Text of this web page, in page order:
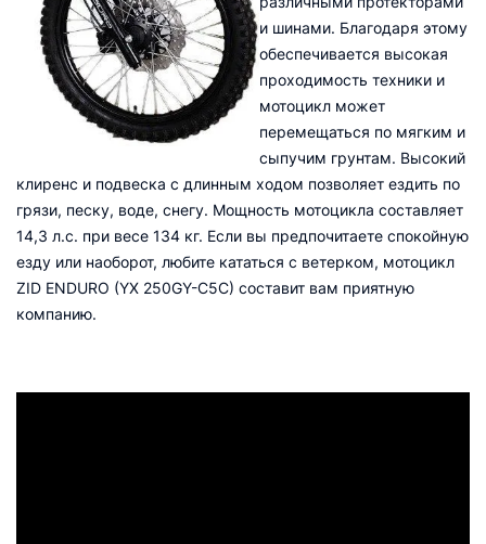
и шинами. Благодаря этому
обеспечивается высокая
проходимость техники и
мотоцикл может
перемещаться по мягким и
сыпучим грунтам. Высокий
клиренс и подвеска с длинным ходом позволяет ездить по
грязи, песку, воде, снегу. Мощность мотоцикла составляет
14,3 л.с. при весе 134 кг. Если вы предпочитаете спокойную
езду или наоборот, любите кататься с ветерком, мотоцикл
ZID ENDURO (YX 250GY-C5C) составит вам приятную
компанию.